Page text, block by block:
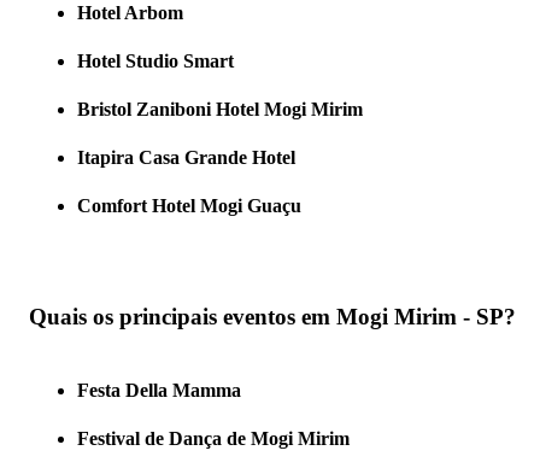
Hotel Arbom
Hotel Studio Smart
Bristol Zaniboni Hotel Mogi Mirim
Itapira Casa Grande Hotel
Comfort Hotel Mogi Guaçu
Quais os principais eventos em Mogi Mirim - SP?
Festa Della Mamma
Festival de Dança de Mogi Mirim